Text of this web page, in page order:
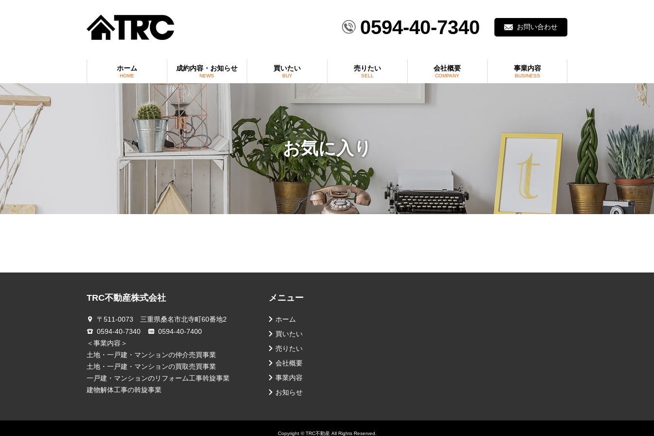
0594-40-7340 お問い合わせ
ホーム
HOME
成約内容・お知らせ
NEWS
買いたい
BUY
売りたい
SELL
会社概要
COMPANY
事業内容
BUSINESS
お気に入り
TRC不動産株式会社
〒511-0073 三重県桑名市北寺町60番地2
0594-40-7340
0594-40-7400
＜事業内容＞
土地・一戸建・マンションの仲介売買事業
土地・一戸建・マンションの買取売買事業
一戸建・マンションのリフォーム工事斡旋事業
建物解体工事の斡旋事業
メニュー
ホーム
買いたい
売りたい
会社概要
事業内容
お知らせ
Copyright © TRC不動産 All Rights Reserved.